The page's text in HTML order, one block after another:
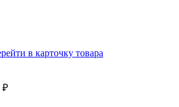
в карточку товара
₽